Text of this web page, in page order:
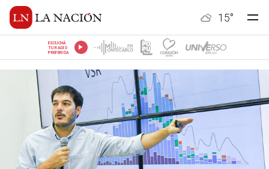
15°
ESCUCHÁ
TU RADIO
PREFERIDA